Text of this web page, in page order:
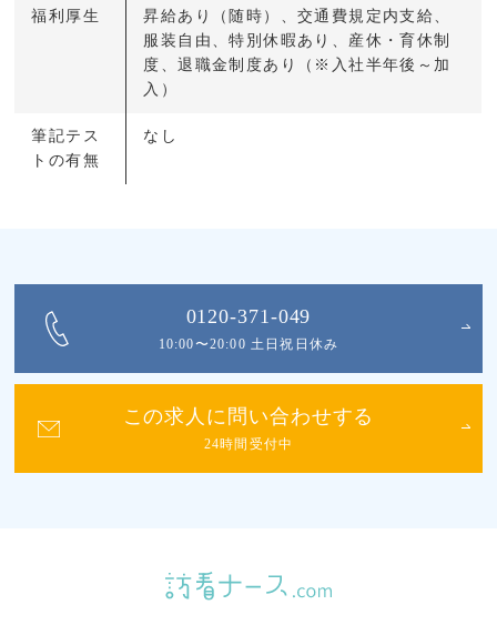
福利厚生
昇給あり（随時）、交通費規定内支給、
服装自由、特別休暇あり、産休・育休制
度、退職金制度あり（※入社半年後～加
入）
筆記テス
トの有無
なし
0120-371-049
10:00〜20:00 土日祝日休み
この求人に問い合わせする
24時間受付中